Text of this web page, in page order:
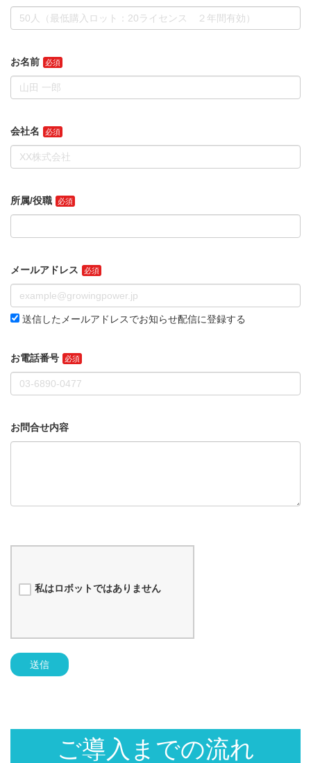
お名前
会社名
所属/役職
メールアドレス
送信したメールアドレスでお知らせ配信に登録する
お電話番号
お問合せ内容
私はロボットではありません
送信
ご導入までの流れ